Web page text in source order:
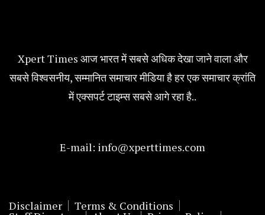
Xpert Times आज भारत में सबसे अधिक देखा जाने वाला और
सबसे विश्वसनीय, सम्मानित समाचार मीडिया है हर एक समाचार क्रांति
में एक्सपर्ट टाइम्स सबसे आगे रहा है..
E-mail: info@xperttimes.com
Disclaimer Terms & Conditions